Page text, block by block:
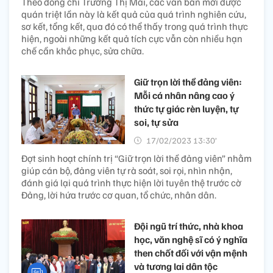
quán triệt lần này là kết quả của quá trình nghiên cứu,
sơ kết, tổng kết, qua đó có thể thấy trong quá trình thực
hiện, ngoài những kết quả tích cực vẫn còn nhiều hạn
chế cần khắc phục, sửa chữa.
Giữ trọn lời thề đảng viên:
Mỗi cá nhân nâng cao ý
thức tự giác rèn luyện, tự
soi, tự sửa
17/02/2023 13:30’
Đợt sinh hoạt chính trị “Giữ trọn lời thề đảng viên” nhằm
giúp cán bộ, đảng viên tự rà soát, soi rọi, nhìn nhận,
đánh giá lại quá trình thực hiện lời tuyên thệ trước cờ
Đảng, lời hứa trước cơ quan, tổ chức, nhân dân.
Đội ngũ trí thức, nhà khoa
học, văn nghệ sĩ có ý nghĩa
then chốt đối với vận mệnh
và tương lai dân tộc